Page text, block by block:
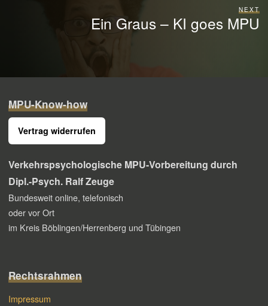
NEXT
Ein Graus – KI goes MPU
MPU-Know-how
Vertrag widerrufen
Verkehrspsychologische MPU-Vorbereitung durch
Dipl.-Psych. Ralf Zeuge
Bundesweit online, telefonisch
oder vor Ort
im Kreis Böblingen/Herrenberg und Tübingen
Rechtsrahmen
Impressum